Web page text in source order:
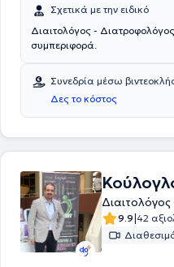
Σχετικά με την ειδικό
Διαιτολόγος -
συμπεριφορά.
Συνεδρία μέσω
Δες το κόστος
9.9|42